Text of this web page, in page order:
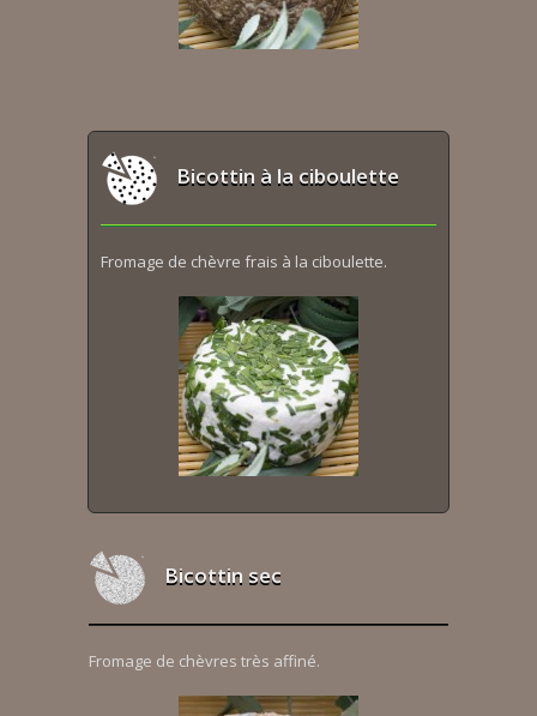
Bicottin à la ciboulette
Fromage de chèvre frais à la ciboulette.
Bicottin sec
Fromage de chèvres très affiné.